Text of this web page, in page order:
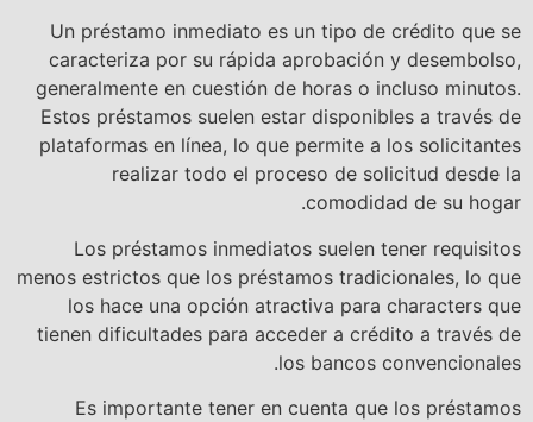
Un préstamo inmediato es un tipo de crédito que se
caracteriza por su rápida aprobación y desembolso,
generalmente en cuestión de horas o incluso minutos.
Estos préstamos suelen estar disponibles a través de
plataformas en línea, lo que permite a los solicitantes
realizar todo el proceso de solicitud desde la
comodidad de su hogar.
Los préstamos inmediatos suelen tener requisitos
menos estrictos que los préstamos tradicionales, lo que
los hace una opción atractiva para characters que
tienen dificultades para acceder a crédito a través de
los bancos convencionales.
Es importante tener en cuenta que los préstamos